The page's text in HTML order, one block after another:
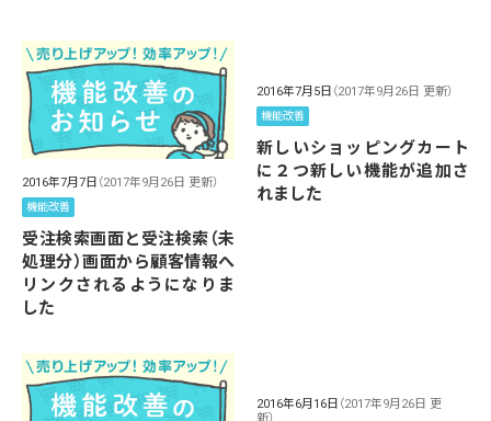
2016年7月7日 （2017年9月26日 更新）
機能改善
受注検索画面と受注検索（未
処理分）画面から顧客情報へ
リンクされるようになりま
した
2016年7月5日 （2017年9月26日 更新）
機能改善
新しいショッピングカート
に２つ新しい機能が追加さ
れました
2016年6月16日 （2017年9月26日 更